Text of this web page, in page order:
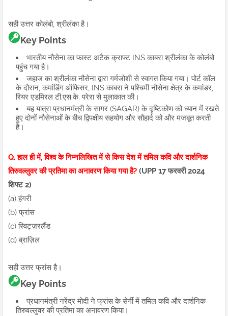
सही उत्तर कोलंबो, श्रीलंका है।
Key Points
भारतीय नौसेना का फास्ट अटैक क्राफ्ट INS काबरा श्रीलंका के कोलंबो
पहुंच गया है।
जहाज का श्रीलंका नौसेना द्वारा गर्मजोशी से स्वागत किया गया। पोर्ट कॉल
के दौरान, कमांडिंग ऑफिसर, INS काबरा ने पश्चिमी नौसेना क्षेत्र के कमांडर,
रियर एडमिरल टी.एस.के. परेरा से मुलाकात की।
यह यात्रा प्रधानमंत्री के सागर (SAGAR) के दृष्टिकोण को ध्यान में रखते
हुए दोनों नौसेनाओं के बीच द्विपक्षीय सहयोग और सौहार्द को और मजबूत करती
है।
Q. हाल ही में, विश्व के निम्नलिखित में से किस देश में तमिल कवि और दार्शनिक
तिरुवल्लुवर की प्रतिमा का अनावरण किया गया है? (UPP 17 फरवरी 2024
शिफ्ट 2)
(a) हंगरी
(b) फ्रांस
(c) स्विट्ज़रलैंड
(d) ब्राज़िल
सही उत्तर फ्रांस है।
Key Points
प्रधानमंत्री नरेंद्र मोदी ने फ्रांस के सेर्गी में तमिल कवि और दार्शनिक
तिरुवल्लुवर की प्रतिमा का अनावरण किया।